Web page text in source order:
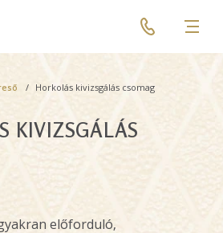
Pre
header
menu
Horkolás kivizsgálás csomag
KIVIZSGÁLÁS
előforduló,